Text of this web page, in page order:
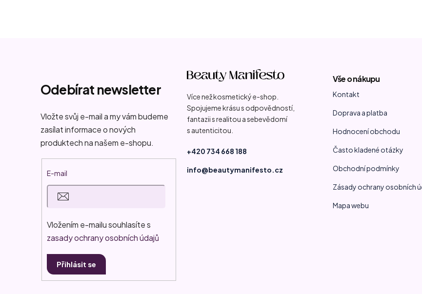
Odebírat newsletter
Vložte svůj e-mail a my vám budeme
zasílat informace o nových
produktech na našem e-shopu.
E-mail
Vložením e-mailu souhlasíte s
zasady ochrany osobních údajů
Přihlásit se
Více než kosmetický e-shop.
Spojujeme krásu s odpovědností,
fantazii s realitou a sebevědomí
s autenticitou.
+420 734 668 188
info@beautymanifesto.cz
Vše o nákupu
Kontakt
Doprava a platba
Hodnocení obchodu
Často kladené otázky
Obchodní podmínky
Zásady ochrany osobních
Mapa webu